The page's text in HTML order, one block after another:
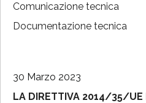
Comunicazione tecnica
Documentazione tecnica
30 Marzo 2023
LA DIRETTIVA 2014/35/UE